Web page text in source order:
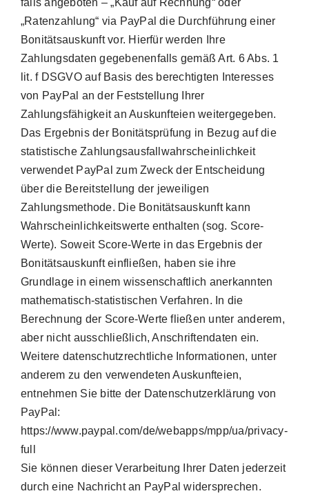
„Ratenzahlung“ via PayPal die Durchführung einer
Bonitätsauskunft vor. Hierfür werden Ihre
Zahlungsdaten gegebenenfalls gemäß Art. 6 Abs. 1
lit. f DSGVO auf Basis des berechtigten Interesses
von PayPal an der Feststellung Ihrer
Zahlungsfähigkeit an Auskunfteien weitergegeben.
Das Ergebnis der Bonitätsprüfung in Bezug auf die
statistische Zahlungsausfallwahrscheinlichkeit
verwendet PayPal zum Zweck der Entscheidung
über die Bereitstellung der jeweiligen
Zahlungsmethode. Die Bonitätsauskunft kann
Wahrscheinlichkeitswerte enthalten (sog. Score-
Werte). Soweit Score-Werte in das Ergebnis der
Bonitätsauskunft einfließen, haben sie ihre
Grundlage in einem wissenschaftlich anerkannten
mathematisch-statistischen Verfahren. In die
Berechnung der Score-Werte fließen unter anderem,
aber nicht ausschließlich, Anschriftendaten ein.
Weitere datenschutzrechtliche Informationen, unter
anderem zu den verwendeten Auskunfteien,
entnehmen Sie bitte der Datenschutzerklärung von
PayPal:
https://www.paypal.com/de/webapps/mpp/ua/privacy-
full
Sie können dieser Verarbeitung Ihrer Daten jederzeit
durch eine Nachricht an PayPal widersprechen.